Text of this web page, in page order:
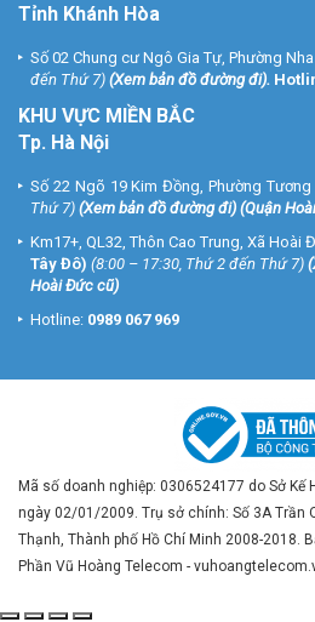
Tỉnh Khánh Hòa
Số 02 Chung cư Ngô Gia Tự, Phường
đến Thứ 7) (Xem bản đồ đường đi).
KHU VỰC MIỀN BẮC
Tp. Hà Nội
Số 22 Ngõ 19 Kim Đồng, Phường Tương
Thứ 7) (Xem bản đồ đường đi) (Quận
Km17+, QL32, Thôn Cao Trung, Xã Hoài
Tây Đô) (8:00 – 17:30, Thứ 2 đến Thứ 7) (
Hoài Đức cũ)
Hotline: 0989 067 969
Mã số doanh nghiệp: 0306524177 do Sở Kế
ngày 02/01/2009. Trụ sở chính: Số 3A Trần
Thạnh, Thành phố Hồ Chí Minh 2008-2018.
Phần Vũ Hoàng Telecom -